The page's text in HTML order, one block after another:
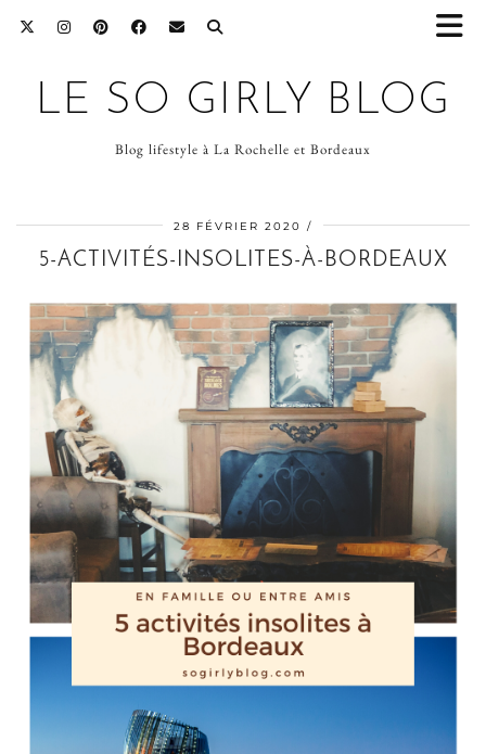
LE SO GIRLY BLOG
Blog lifestyle à La Rochelle et Bordeaux
28 FÉVRIER 2020
5-ACTIVITÉS-INSOLITES-À-BORDEAUX